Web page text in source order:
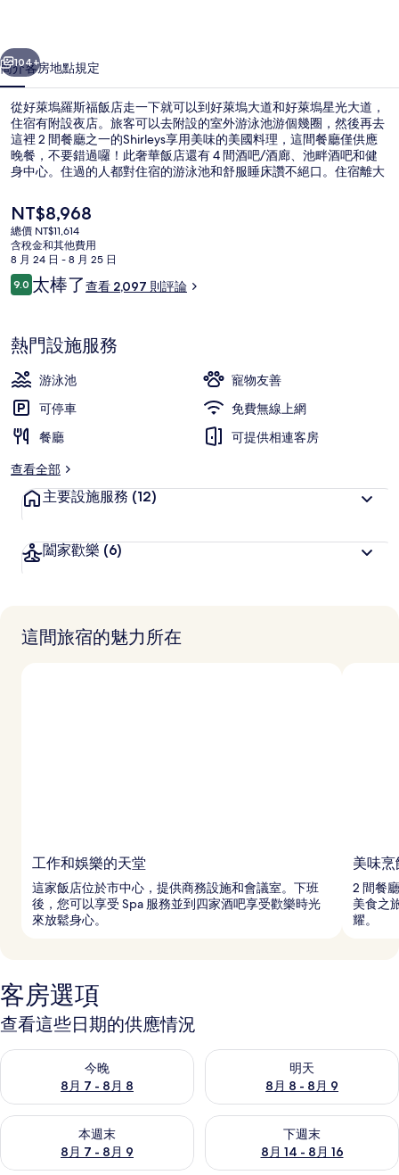
店
的
相
片
集
個 下一個
104+
簡介客房地點規定
從好萊塢羅斯福飯店走一下就可以到好萊塢大道和好萊塢星光大道，
住宿有附設夜店。旅客可以去附設的室外游泳池游個幾圈，然後再去
這裡 2 間餐廳之一的Shirleys享用美味的美國料理，這間餐廳僅供應
晚餐，不要錯過囉！此奢華飯店還有 4 間酒吧/酒廊、池畔酒吧和健
身中心。住過的人都對住宿的游泳池和舒服睡床讚不絕口。住宿離大
目
前
的
價
格
是
NT$8,968
總價 NT$11,614
含稅金和其他費用
8 月 24 日 - 8 月 25 日
評
論
9.09.0 分，滿分 10 分，
太棒了查看 2,097 則評論
熱門設施服務
游泳池
寵物友善
可停車
免費無線上網
餐廳
可提供相連客房
查看全部
主要設施服務 (12)
闔家歡樂 (6)
這間旅宿的魅力所在
工作和娛樂的天堂
這家飯店位於市中心，提供商務設施和會議室。下班
後，您可以享受 Spa 服務並到四家酒吧享受歡樂時光
來放鬆身心。
美味
2 間餐
美食之
耀。
客房選項
查看這些日期的供應情況
今晚
8月 7 - 8月 8
查看今晚 (8月 7 - 8月 8) 的供應情況
明天
8月 8 - 8月 9
查看明天 (8月 8 - 8月 9) 的供
本週末
8月 7 - 8月 9
查看本週末 (8月 7 - 8月 9) 的供應情況
下週末
8月 14 - 8月 16
查看下週末 (8月 14 - 8月 16)